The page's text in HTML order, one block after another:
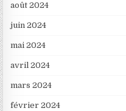
août 2024
juin 2024
mai 2024
avril 2024
mars 2024
février 2024